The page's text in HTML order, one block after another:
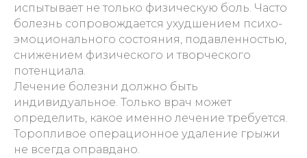
испытывает не только физическую боль. Часто
болезнь сопровождается ухудшением психо-
эмоционального состояния, подавленностью,
снижением физического и творческого
потенциала.
Лечение болезни должно быть
индивидуальное. Только врач может
определить, какое именно лечение требуется.
Торопливое операционное удаление грыжи
не всегда оправдано.